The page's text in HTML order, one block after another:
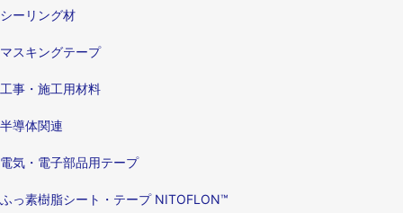
シーリング材
マスキングテープ
工事・施工用材料
半導体関連
電気・電子部品用テープ
ふっ素樹脂シート・テープ NITOFLON™